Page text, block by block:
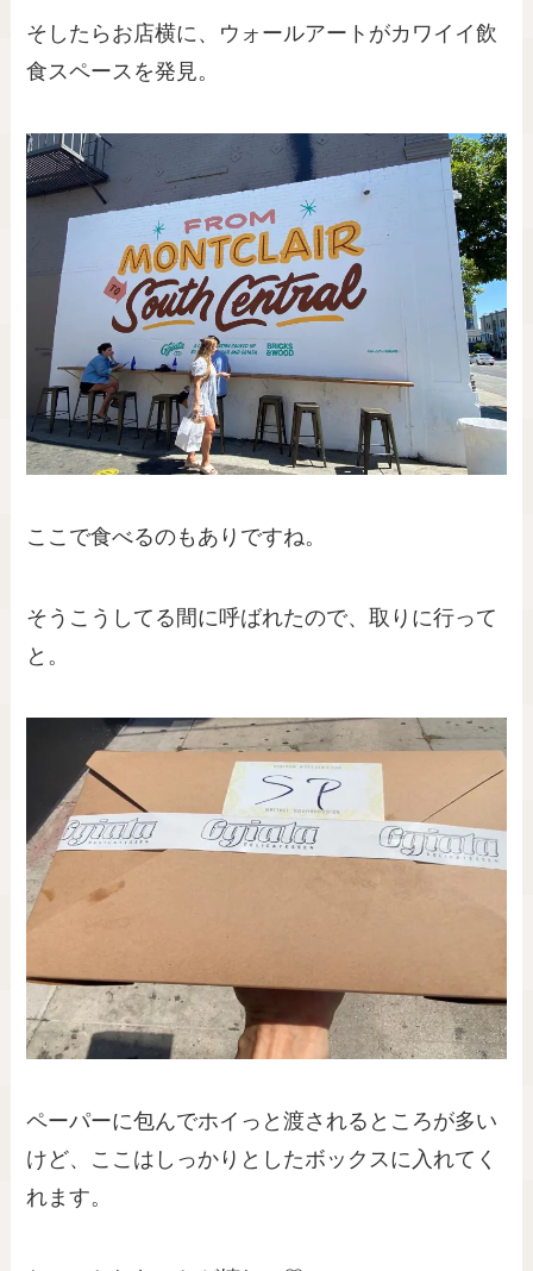
そしたらお店横に、ウォールアートがカワイイ飲
食スペースを発見。
ここで食べるのもありですね。
そうこうしてる間に呼ばれたので、取りに行って
と。
ペーパーに包んでホイっと渡されるところが多い
けど、ここはしっかりとしたボックスに入れてく
れます。